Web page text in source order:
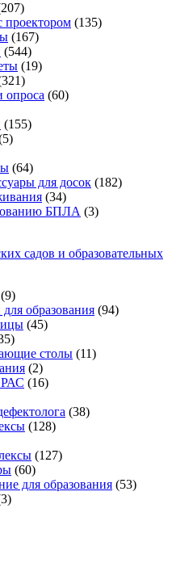
проектором (135)
(167)
(544)
(19)
опроса (60)
(155)
(64)
для досок (182)
(34)
БПЛА (3)
садов и образовательных
(9)
образования (94)
(45)
столы (11)
(2)
РАС (16)
(38)
(128)
(127)
(60)
для образования (53)